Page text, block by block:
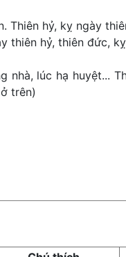
Thiên hỷ, kỵ ngày
thiên hỷ, thiên đức,
lúc hạ huyệt...
trên)